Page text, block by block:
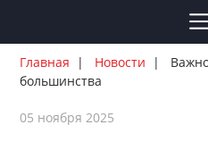
Главная Новости
большинства
05 ноября 2025